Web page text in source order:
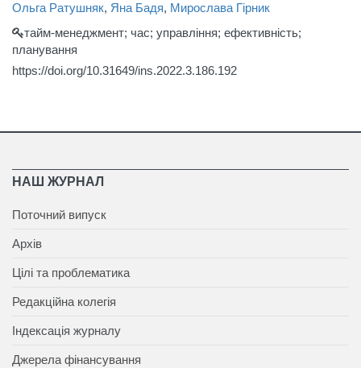
Ольга Ратушняк, Яна Бадя, Мирослава Гірник
тайм-менеджмент; час; управління; ефективність;
планування
https://doi.org/10.31649/ins.2022.3.186.192
НАШ ЖУРНАЛ
Поточний випуск
Архів
Цілі та проблематика
Редакційна колегія
Індексація журналу
Джерела фінансування